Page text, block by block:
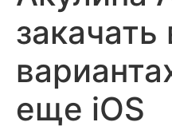
закачать
еще iOS